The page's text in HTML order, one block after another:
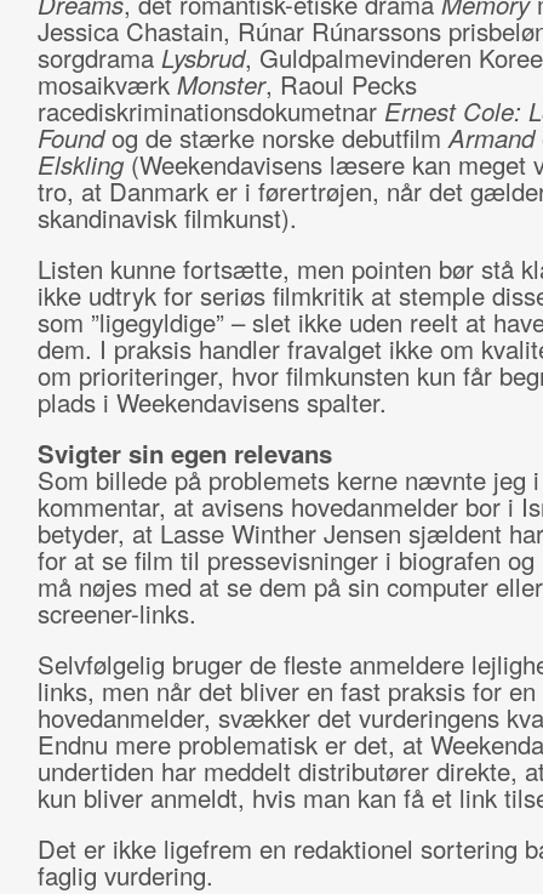
Jessica Chastain, Rúnar Rúnarssons
sorgdrama Lysbrud, Guldpalmevinderen
mosaikværkMonster, Raoul Pecks
racediskriminationsdokumetnar Ernest Cole:
Foundog de stærke norske debutfilmArmand
Elskling(Weekendavisens læsere kan meget
tro, at Danmark er i førertrøjen, når det
skandinavisk filmkunst).
Listen kunne fortsætte, men pointen bør stå
ikke udtryk for seriøs filmkritik at stemple
som ”ligegyldige” – slet ikke uden reelt at
dem. I praksis handler fravalget ikke om
om prioriteringer, hvor filmkunsten kun får
plads i Weekendavisens spalter.
Svigter sin egen relevans
Som billede på problemets kerne nævnte jeg
kommentar, at avisens hovedanmelder bor i
betyder, at Lasse Winther Jensen sjældent
for at se film til pressevisninger i biografen og
må nøjes med at se dem på sin computer
screener-links.
Selvfølgelig bruger de fleste anmeldere
links, men når det bliver en fast praksis for en
hovedanmelder, svækker det vurderingens
Endnu mere problematisk er det, at
undertiden har meddelt distributører direkte,
kun bliver anmeldt, hvis man kan få et link
Det er ikke ligefrem en redaktionel sortering
faglig vurdering.